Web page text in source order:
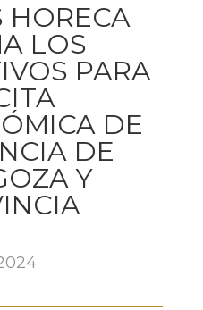
HORECA
LOS
PARA
DE
DE
Y